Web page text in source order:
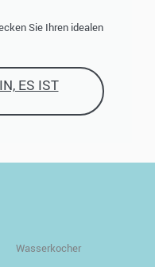
Sie Ihren idealen
ES IST
Wasserkocher